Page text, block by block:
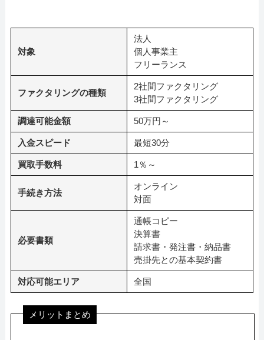
対象
法人
個人事業主
フリーランス
ファクタリングの種類
2社間ファクタリング
3社間ファクタリング
調達可能金額 50万円～
入金スピード 最短30分
買取手数料 1％～
手続き方法
オンライン
対面
必要書類
通帳コピー
決算書
請求書・発注書・納品書
売掛先との基本契約書
対応可能エリア 全国
メリットまとめ